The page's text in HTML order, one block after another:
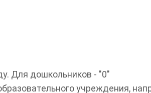
Для дошкольников - "0"
учреждения,